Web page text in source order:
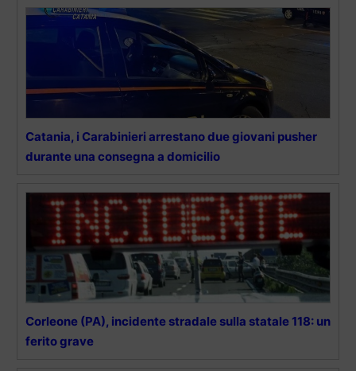
Catania, i Carabinieri arrestano due giovani pusher
durante una consegna a domicilio
Corleone (PA), incidente stradale sulla statale 118: un
ferito grave